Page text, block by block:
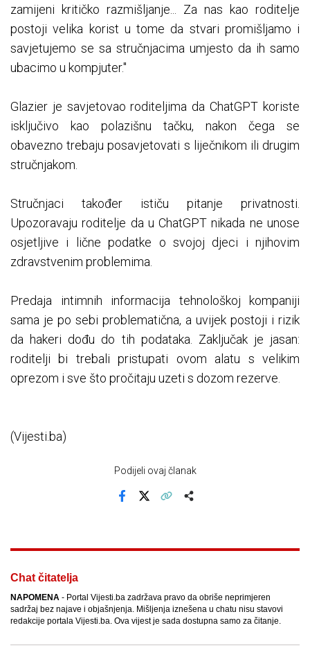
zamijeni kritičko razmišljanje... Za nas kao roditelje
postoji velika korist u tome da stvari promišljamo i
savjetujemo se sa stručnjacima umjesto da ih samo
ubacimo u kompjuter."
Glazier je savjetovao roditeljima da ChatGPT koriste
isključivo kao polazišnu tačku, nakon čega se
obavezno trebaju posavjetovati s liječnikom ili drugim
stručnjakom.
Stručnjaci također ističu pitanje privatnosti.
Upozoravaju roditelje da u ChatGPT nikada ne unose
osjetljive i lične podatke o svojoj djeci i njihovim
zdravstvenim problemima.
Predaja intimnih informacija tehnološkoj kompaniji
sama je po sebi problematična, a uvijek postoji i rizik
da hakeri dođu do tih podataka. Zaključak je jasan:
roditelji bi trebali pristupati ovom alatu s velikim
oprezom i sve što pročitaju uzeti s dozom rezerve.
(Vijesti.ba)
Podijeli ovaj članak
Chat čitatelja
NAPOMENA - Portal Vijesti.ba zadržava pravo da obriše neprimjeren
sadržaj bez najave i objašnjenja. Mišljenja iznešena u chatu nisu stavovi
redakcije portala Vijesti.ba. Ova vijest je sada dostupna samo za čitanje.